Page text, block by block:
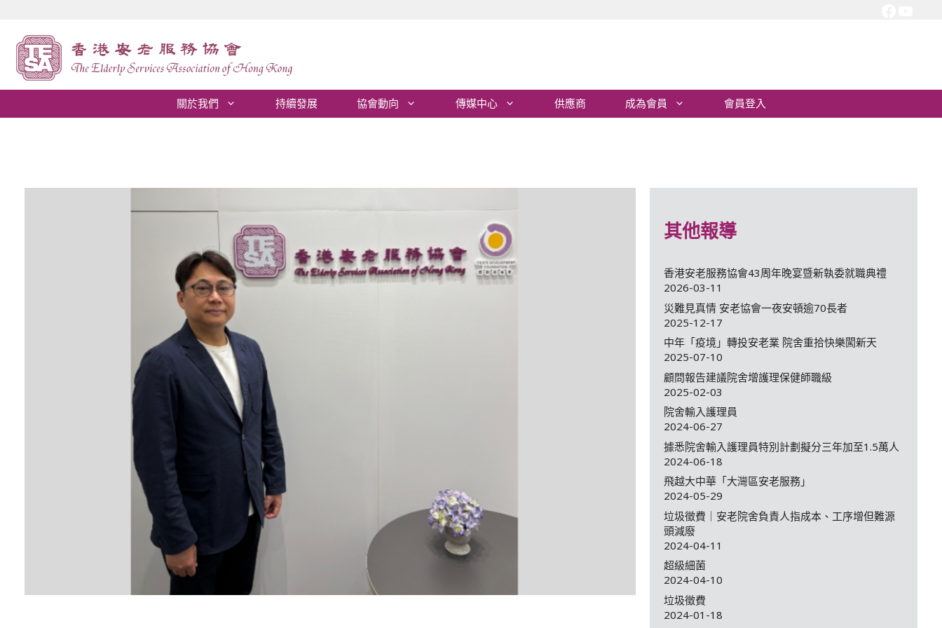
關於我們 持續發展 協會動向 傳媒中心 供應商 成為會員 會員登入
其他報導
香港安老服務協會43周年晚宴暨新執委就職典禮
2026-03-11
災難見真情 安老協會一夜安頓逾70長者
2025-12-17
中年「疫境」轉投安老業 院舍重拾快樂闖新天
2025-07-10
顧問報告建議院舍增護理保健師職級
2025-02-03
院舍輸入護理員
2024-06-27
據悉院舍輸入護理員特別計劃擬分三年加至1.5萬人
2024-06-18
飛越大中華「大灣區安老服務」
2024-05-29
垃圾徵費｜安老院舍負責人指成本、工序增但難源
頭減廢
2024-04-11
超級細菌
2024-04-10
垃圾徵費
2024-01-18